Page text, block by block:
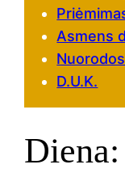
Asmens
Nuorodos
D.U.K.
Diena: